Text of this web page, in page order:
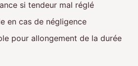
si tendeur mal réglé
en cas de négligence
pour allongement de la durée